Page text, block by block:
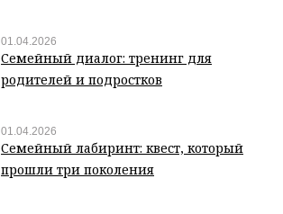
01.04.2026
Семейный диалог: тренинг для
родителей и подростков
01.04.2026
Семейный лабиринт: квест, который
прошли три поколения